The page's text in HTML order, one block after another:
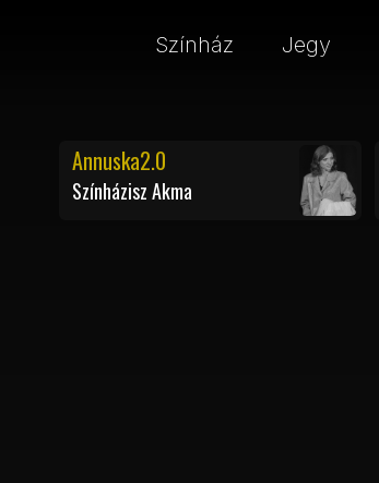
Színház Jegy
Annuska2.0
Színházisz Akma